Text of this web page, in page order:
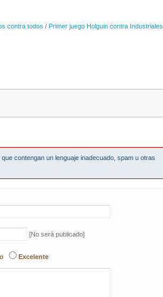
contra todos / Primer juego Holguin contra Industriales
contengan un lenguaje inadecuado, spam u otras
[No será publicado]
Excelente